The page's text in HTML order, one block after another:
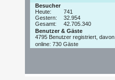
Besucher
Heute:
741
Gestern:
32.954
Gesamt:
42.705.340
Benutzer & Gäste
4795 Benutzer registriert, davon
online: 730 Gäste